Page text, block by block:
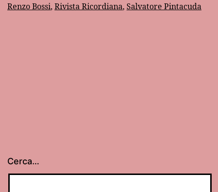
Renzo Bossi, Rivista Ricordiana, Salvatore Pintacuda
Cerca…